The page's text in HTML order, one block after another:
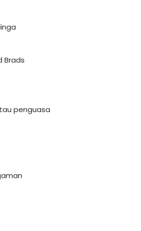
Brads
penguasa